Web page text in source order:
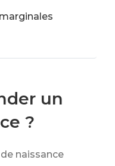
un
?
naissance